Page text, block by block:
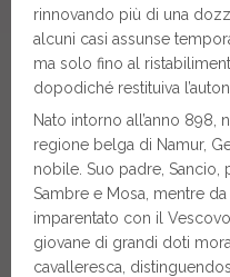
rinnovando più di una
alcuni casi assunse
ma solo fino al
dopodiché restituiva
Nato intorno all’anno 898,
regione belga di Namur,
nobile. Suo padre, Sancio,
Sambre e Mosa, mentre
imparentato con il
giovane di grandi doti
cavalleresca,